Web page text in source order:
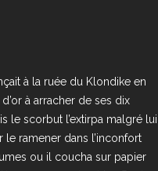
à la ruée du Klondike en
à arracher de ses dix
le scorbut l’extirpa malgré lui
ramener dans l’inconfort
ou il coucha sur papier